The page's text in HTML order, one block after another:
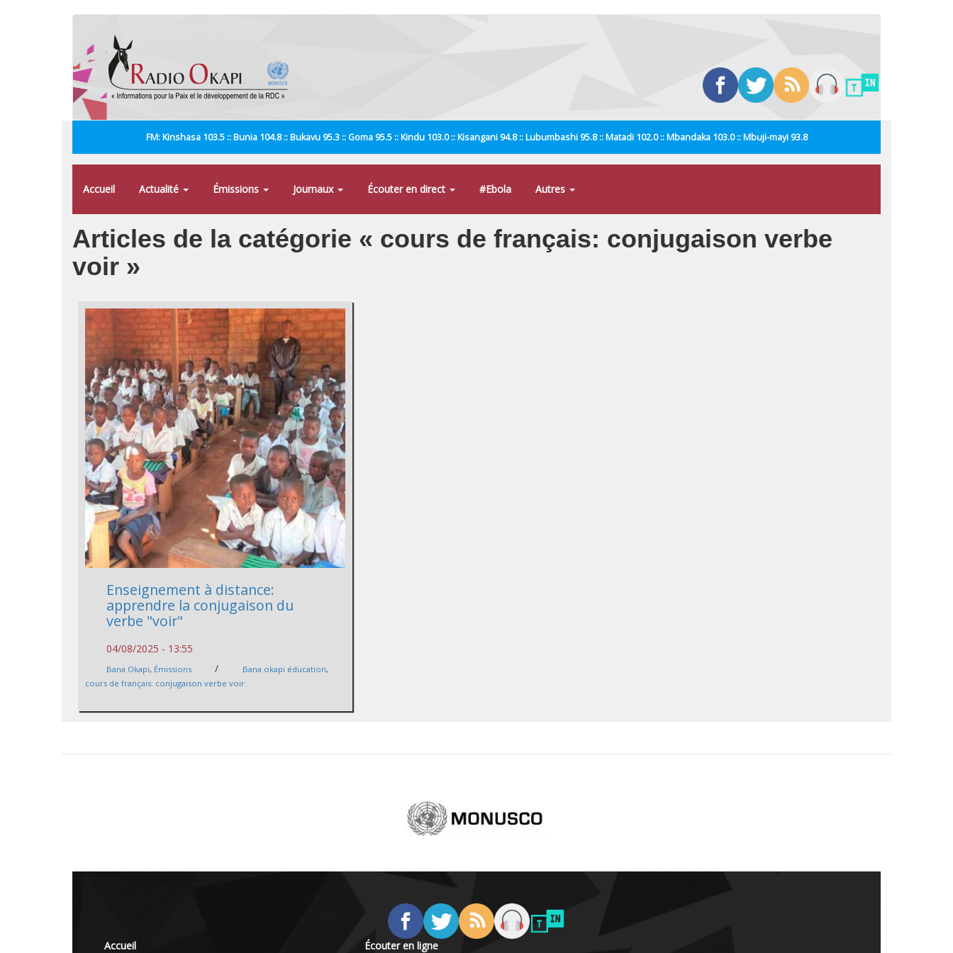
FM: Kinshasa 103.5 :: Bunia 104.8 :: Bukavu 95.3 :: Goma 95.5 :: Kindu 103.0 :: Kisangani 94.8 :: Lubumbashi 95.8 :: Matadi 102.0 :: Mbandaka 103.0 :: Mbuji-mayi 93.8
Accueil Actualité Émissions Journaux Écouter en direct #Ebola Autres
Articles de la catégorie « cours de français: conjugaison verbe
voir »
Enseignement à distance:
apprendre la conjugaison du
verbe "voir"
04/08/2025 - 13:55
Bana Okapi, Émissions / Bana okapi éducation,
cours de français: conjugaison verbe voir
Accueil Écouter en ligne